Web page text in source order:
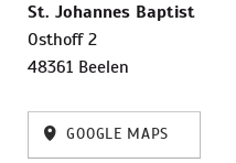
St. Johannes Baptist
Osthoff 2
48361 Beelen
GOOGLE MAPS